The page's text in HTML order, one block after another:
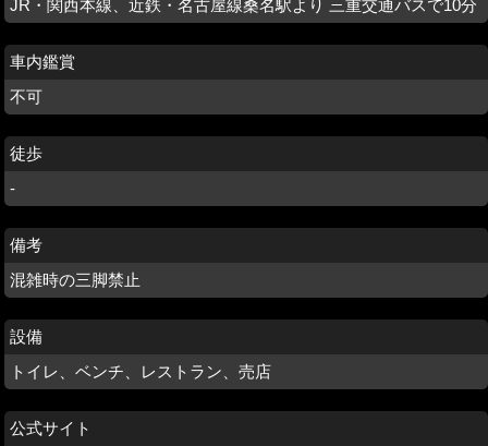
JR・関西本線、近鉄・名古屋線桑名駅より 三重交通バスで10分
車内鑑賞
不可
徒歩
-
備考
混雑時の三脚禁止
設備
トイレ、ベンチ、レストラン、売店
公式サイト